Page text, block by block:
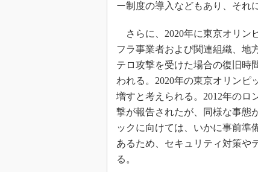
ー制度の導入などもあり、それ
さらに、2020年に東京オリン
フラ事業者および関連組織、地
テロ攻撃を受けた場合の復旧時
われる。2020年の東京オリンピ
増すと考えられる。2012年のロ
撃が報告されたが、同様な事態
ックに向けては、いかに事前準
あるため、セキュリティ対策や
る。